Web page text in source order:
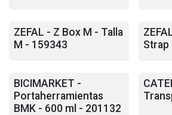
ZEFAL - Z Box M - Talla
M - 159343
Strap
BICIMARKET -
Portaherramientas
BMK - 600 ml - 201132